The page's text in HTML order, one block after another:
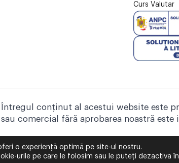
Curs Valutar
Întregul conținut al acestui website este
sau comercial fără aprobarea noastră este
o experiență optimă pe site-ul nostru.
urile pe care le folosim sau le puteți dezactiva în